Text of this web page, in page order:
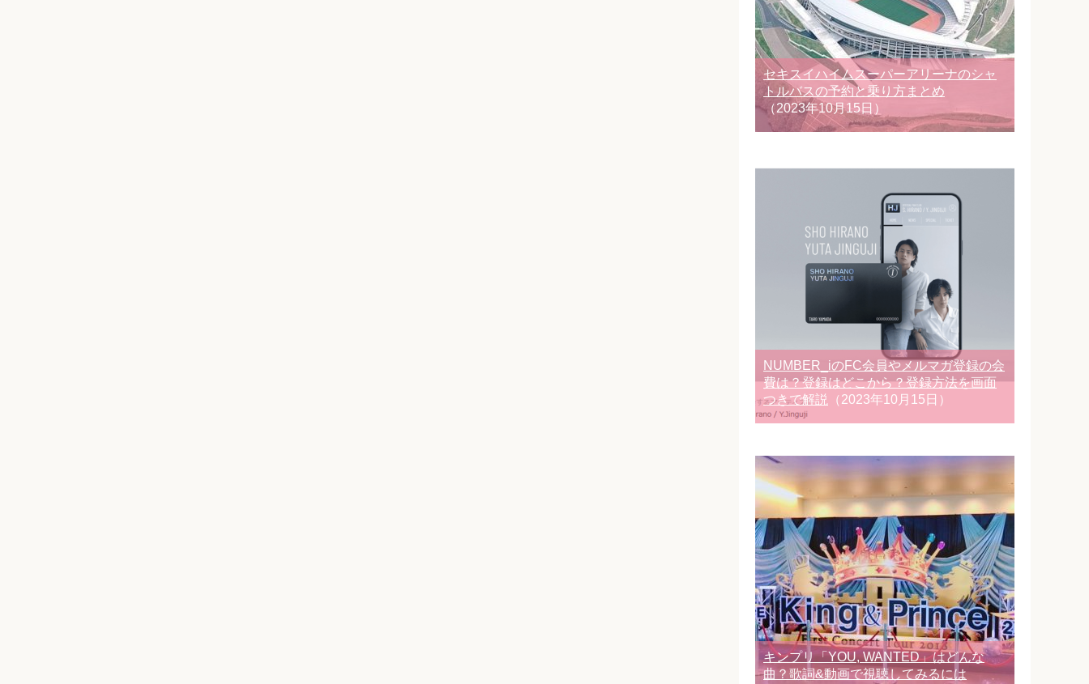
セキスイハイムスーパーアリーナのシャ
トルバスの予約と乗り方まとめ
（2023年10月15日）
NUMBER_iのFC会員やメルマガ登録の会
費は？登録はどこから？登録方法を画面
つきで解説
（2023年10月15日）
キンプリ「YOU, WANTED」はどんな
曲？歌詞&動画で視聴してみるには